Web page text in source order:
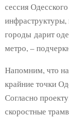
сессия
инфраструктуры,
городы дарит
метро, –
Напомним, что
крайние точки
Согласно
скоростные